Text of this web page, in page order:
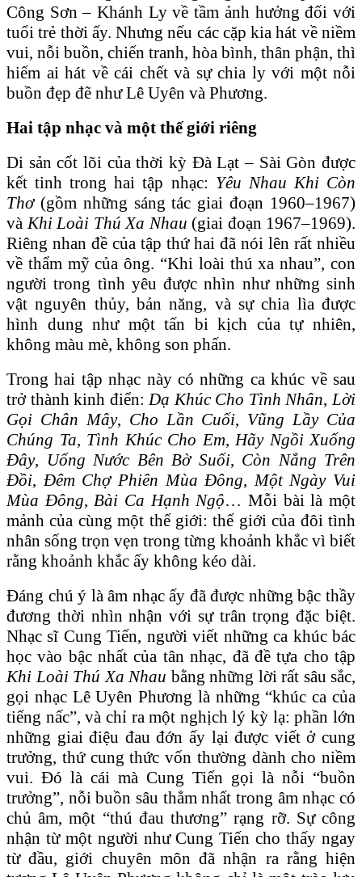
Công Sơn – Khánh Ly về tầm ảnh hưởng đối với
tuổi trẻ thời ấy. Nhưng nếu các cặp kia hát về niềm
vui, nỗi buồn, chiến tranh, hòa bình, thân phận, thì
hiếm ai hát về cái chết và sự chia ly với một nỗi
buồn đẹp đẽ như Lê Uyên và Phương.
Hai tập nhạc và một thế giới riêng
Di sản cốt lõi của thời kỳ Đà Lạt – Sài Gòn được
kết tinh trong hai tập nhạc: Yêu Nhau Khi Còn
Thơ(gồm những sáng tác giai đoạn 1960–1967)
vàKhi Loài Thú Xa Nhau (giai đoạn 1967–1969).
Riêng nhan đề của tập thứ hai đã nói lên rất nhiều
về thẩm mỹ của ông. “Khi loài thú xa nhau”, con
người trong tình yêu được nhìn như những sinh
vật nguyên thủy, bản năng, và sự chia lìa được
hình dung như một tấn bi kịch của tự nhiên,
không màu mè, không son phấn.
Trong hai tập nhạc này có những ca khúc về sau
trở thành kinh điển:Dạ Khúc Cho Tình Nhân,Lời
Gọi Chân Mây, Cho Lần Cuối, Vũng Lầy Của
Chúng Ta, Tình Khúc Cho Em,Hãy Ngồi Xuống
Đây, Uống Nước Bên Bờ Suối, Còn Nắng Trên
Đồi,Đêm Chợ Phiên Mùa Đông,Một Ngày Vui
Mùa Đông,Bài Ca Hạnh Ngộ… Mỗi bài là một
mảnh của cùng một thế giới: thế giới của đôi tình
nhân sống trọn vẹn trong từng khoảnh khắc vì biết
rằng khoảnh khắc ấy không kéo dài.
Đáng chú ý là âm nhạc ấy đã được những bậc thầy
đương thời nhìn nhận với sự trân trọng đặc biệt.
Nhạc sĩ Cung Tiến, người viết những ca khúc bác
học vào bậc nhất của tân nhạc, đã đề tựa cho tập
Khi Loài Thú Xa Nhau bằng những lời rất sâu sắc,
gọi nhạc Lê Uyên Phương là những “khúc ca của
tiếng nấc”, và chỉ ra một nghịch lý kỳ lạ: phần lớn
những giai điệu đau đớn ấy lại được viết ở cung
trưởng, thứ cung thức vốn thường dành cho niềm
vui. Đó là cái mà Cung Tiến gọi là nỗi “buồn
trưởng”, nỗi buồn sâu thẳm nhất trong âm nhạc có
chủ âm, một “thú đau thương” rạng rỡ. Sự công
nhận từ một người như Cung Tiến cho thấy ngay
từ đầu, giới chuyên môn đã nhận ra rằng hiện